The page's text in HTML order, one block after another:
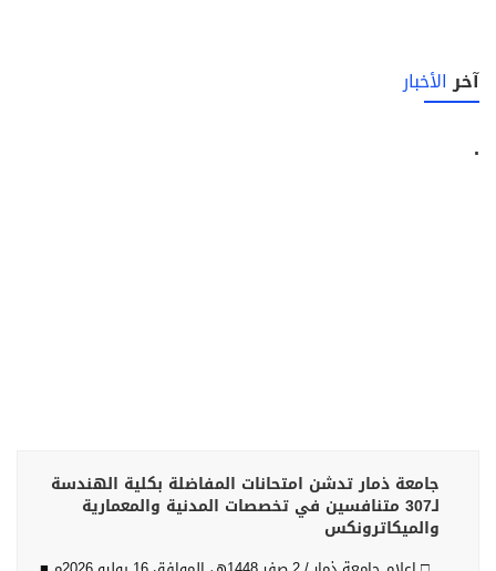
آخرالأخبار
.
جامعة ذمار تدشن امتحانات المفاضلة بكلية الهندسة
لـ307 متنافسين في تخصصات المدنية والمعمارية
والميكاترونكس